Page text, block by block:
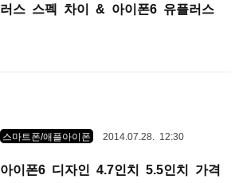
러스 스펙 차이 & 아이폰6 유플러스
스마트폰/애플아이폰 2014.07.28. 12:30
아이폰6 디자인 4.7인치 5.5인치 가격